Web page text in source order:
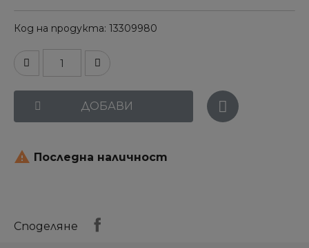
Код на продукта 13309980
ДОБАВИ
 Последна наличност
Споделяне